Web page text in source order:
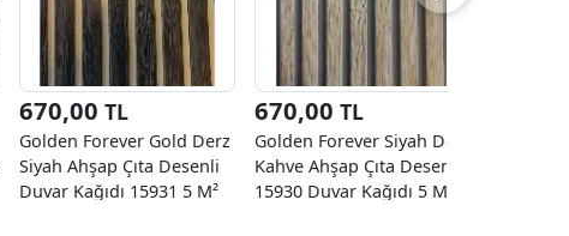
670,00 TL
Golden Forever Gold Derz
Siyah Ahşap Çıta Desenli
Duvar Kağıdı 15931 5 M²
670,00 TL
Golden Forever Siyah Derz
Kahve Ahşap Çıta Desenli
15930 Duvar Kağıdı 5 M²